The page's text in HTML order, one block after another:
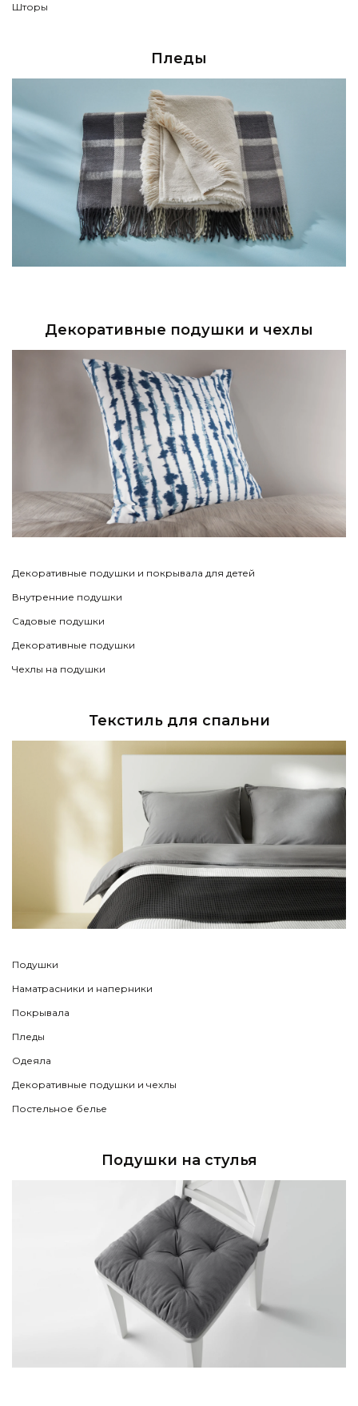
Шторы
Пледы
Декоративные подушки и чехлы
Декоративные подушки и покрывала для детей
Внутренние подушки
Садовые подушки
Декоративные подушки
Чехлы на подушки
Текстиль для спальни
Подушки
Наматрасники и наперники
Покрывала
Пледы
Одеяла
Декоративные подушки и чехлы
Постельное белье
Подушки на стулья